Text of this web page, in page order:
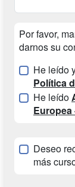
Por favor,
darnos su
He leído
Política
He leído
Europea
Deseo
más